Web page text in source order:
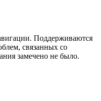
Поддерживаются
связанных со
замечено не было.